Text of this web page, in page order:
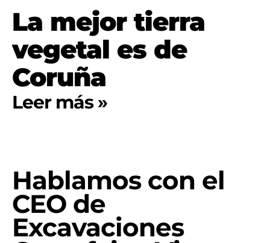
La mejor tierra
vegetal es de
Coruña
Leer más »
Hablamos con el
CEO de
Excavaciones